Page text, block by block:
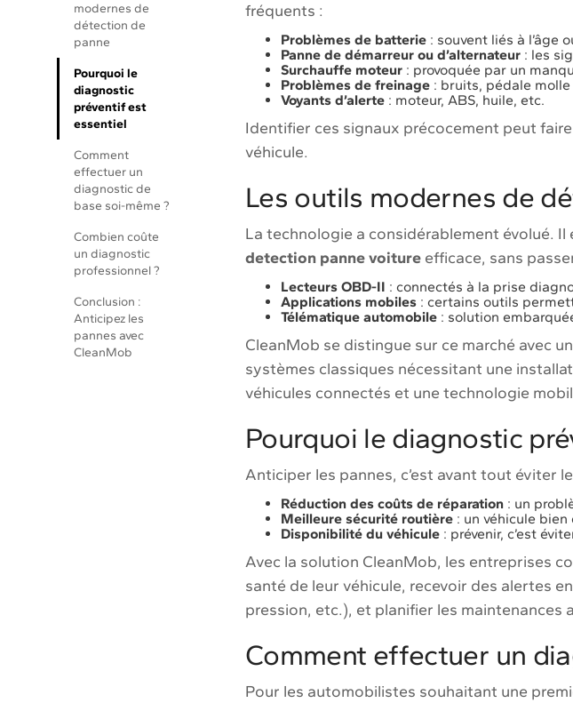
modernes de
détection de
panne
Pourquoi le
diagnostic
préventif est
essentiel
Comment
effectuer un
diagnostic de
base soi-même ?
Combien coûte
un diagnostic
professionnel ?
Conclusion :
Anticipez les
pannes avec
CleanMob
fréquents :
Problèmes de batterie : souvent liés à l’âge
Panne de démarreur ou d’alternateur : les
Surchauffe moteur : provoquée par un
Problèmes de freinage : bruits, pédale molle
Voyants d’alerte : moteur, ABS, huile, etc.
Identifier ces signaux précocement peut
véhicule.
Les outils modernes de
La technologie a considérablement évolué.
detection panne voiture efficace, sans
Lecteurs OBD-II : connectés à la prise
Applications mobiles : certains outils
Télématique automobile : solution
CleanMob se distingue sur ce marché avec
systèmes classiques nécessitant une
véhicules connectés et une technologie
Pourquoi le diagnostic
Anticiper les pannes, c’est avant tout éviter
Réduction des coûts de réparation : un
Meilleure sécurité routière : un véhicule
Disponibilité du véhicule : prévenir, c’est
Avec la solution CleanMob, les entreprises
santé de leur véhicule, recevoir des alertes
pression, etc.), et planifier les maintenances
Comment effectuer un
Pour les automobilistes souhaitant une